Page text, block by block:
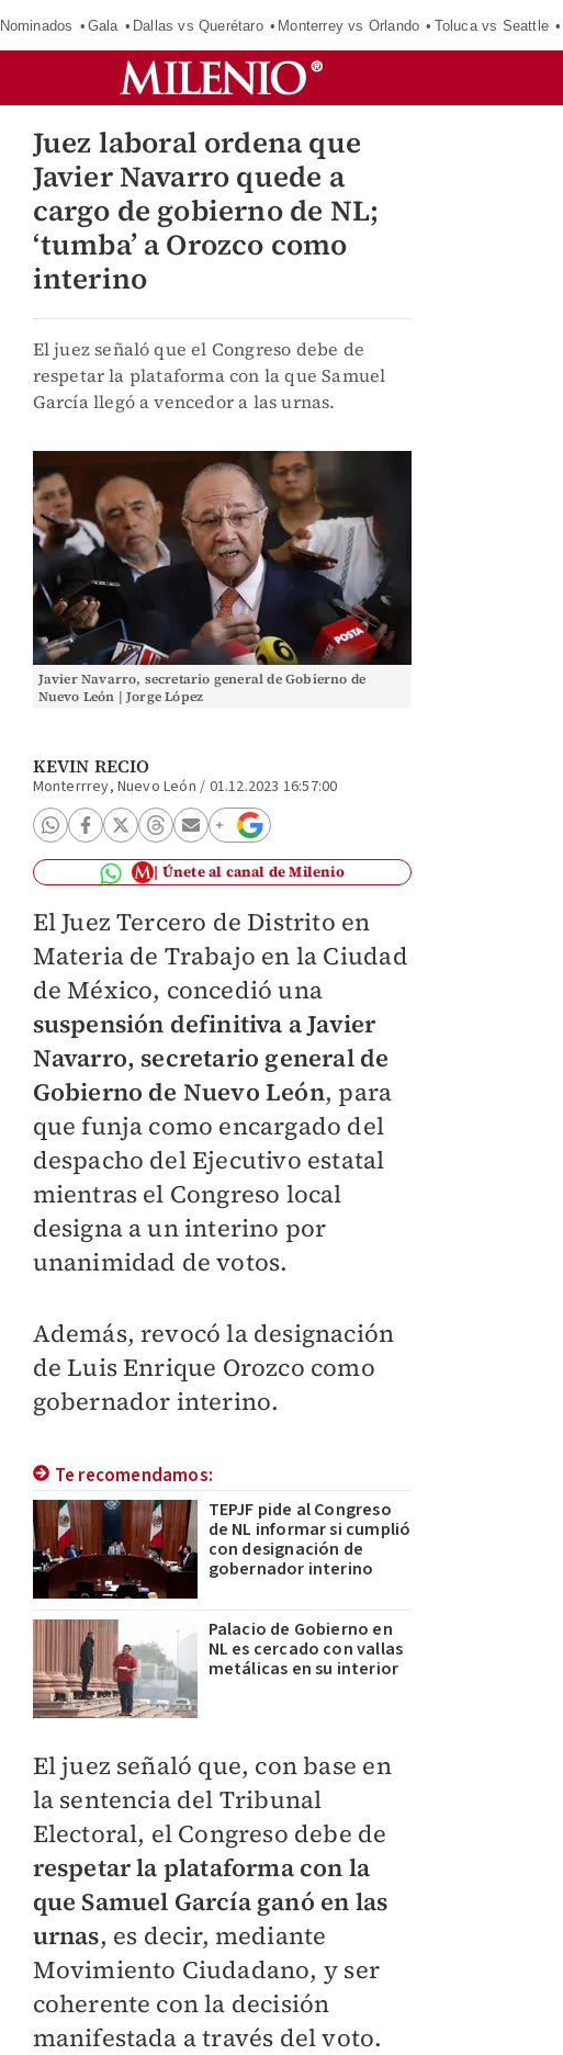
Nominados Gala Dallas vs Querétaro Monterrey vs Orlando Toluca vs Seattle
Juez laboral ordena que
Javier Navarro quede a
cargo de gobierno de NL;
‘tumba’ a Orozco como
interino
El juez señaló que el Congreso debe de
respetar la plataforma con la que Samuel
García llegó a vencedor a las urnas.
Javier Navarro, secretario general de Gobierno de
Nuevo León | Jorge López
KEVIN RECIO
Monterrrey, Nuevo León / 01.12.2023 16:57:00
Únete al canal de Milenio
El Juez Tercero de Distrito en
Materia de Trabajo en la Ciudad
de México, concedió una
suspensión definitiva a Javier
Navarro, secretario general de
Gobierno de Nuevo León, para
que funja como encargado del
despacho del Ejecutivo estatal
mientras el Congreso local
designa a un interino por
unanimidad de votos.
Además, revocó la designación
de Luis Enrique Orozco como
gobernador interino.
Te recomendamos:
TEPJF pide al Congreso
de NL informar si cumplió
con designación de
gobernador interino
Palacio de Gobierno en
NL es cercado con vallas
metálicas en su interior
El juez señaló que, con base en
la sentencia del Tribunal
Electoral, el Congreso debe de
respetar la plataforma con la
que Samuel García ganó en las
urnas, es decir, mediante
Movimiento Ciudadano, y ser
coherente con la decisión
manifestada a través del voto.